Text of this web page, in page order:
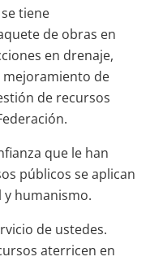
tiene
de obras en
en drenaje,
mejoramiento de
de recursos
que le han
públicos se aplican
humanismo.
de ustedes.
aterricen en